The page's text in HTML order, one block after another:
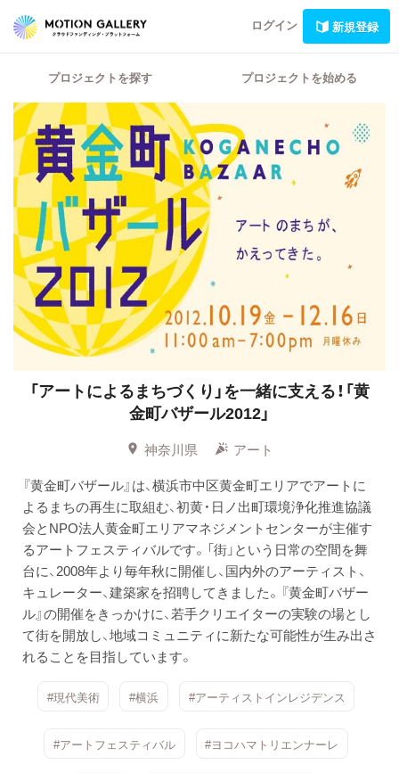
ログイン 新規登録
プロジェクトを探す プロジェクトを始める
「アートによるまちづくり」を一緒に支える！「黄
金町バザール2012」
神奈川県
アート
『黄金町バザール』は、横浜市中区黄金町エリアでアートに
よるまちの再生に取組む、初黄・日ノ出町環境浄化推進協議
会とNPO法人黄金町エリアマネジメントセンターが主催す
るアートフェスティバルです。「街」という日常の空間を舞
台に、2008年より毎年秋に開催し、国内外のアーティスト、
キュレーター、建築家を招聘してきました。『黄金町バザー
ル』の開催をきっかけに、若手クリエイターの実験の場とし
て街を開放し、地域コミュニティに新たな可能性が生み出さ
れることを目指しています。
#現代美術 #横浜 #アーティストインレジデンス
#アートフェスティバル #ヨコハマトリエンナーレ